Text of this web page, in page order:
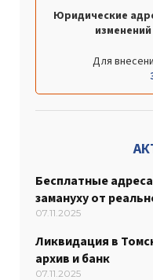
Юридические
Для
Бесплатные
замануху от
07.11.2025
Ликвидация в
архив и банк
07.11.2025